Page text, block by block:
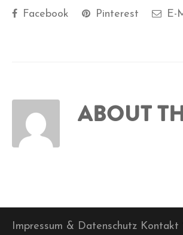
Facebook Pinterest E-
ABOUT
Impressum & Datenschutz Kontakt